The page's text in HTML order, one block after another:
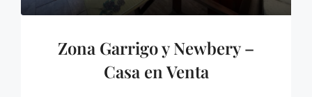
Zona Garrigo y Newbery –
Casa en Venta